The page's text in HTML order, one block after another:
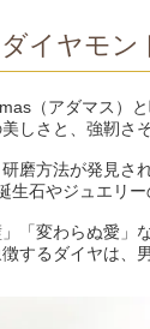
イヤモン
（アダマス）
しさと、強靭さ
磨方法が発見さ
生石やジュエリ
「変わらぬ愛」
するダイヤは、